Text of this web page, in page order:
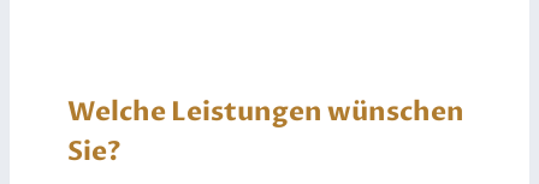
Welche Leistungen wünschen
Sie?